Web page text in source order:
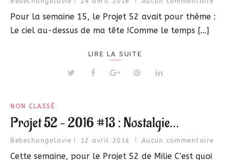
Pour la semaine 15, le Projet 52 avait pour thème :
Le ciel au-dessus de ma tête !Comme le temps […]
LIRE LA SUITE
NON CLASSÉ
Projet 52 – 2016 #13 : Nostalgie…
Bebechangelavie 12 avril 2016 Aucun commentaire
Cette semaine, pour le Projet 52 de Milie C’est quoi